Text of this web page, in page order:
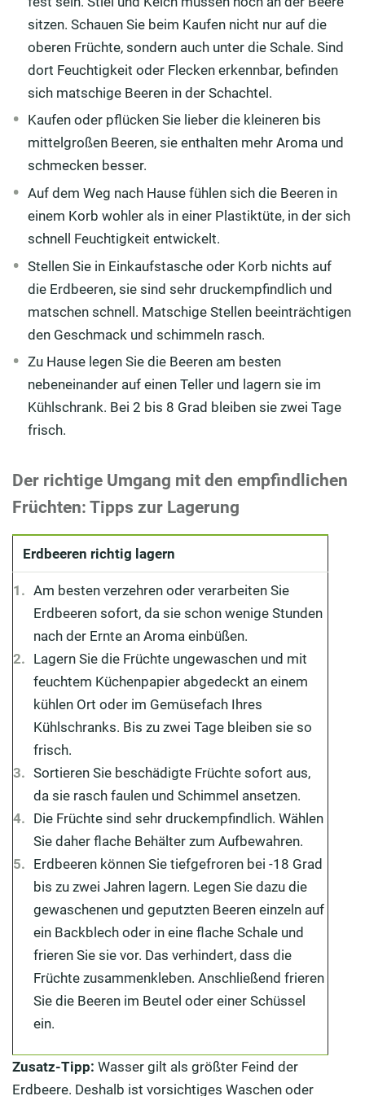
sitzen. Schauen Sie beim Kaufen nicht nur auf die
oberen Früchte, sondern auch unter die Schale. Sind
dort Feuchtigkeit oder Flecken erkennbar, befinden
sich matschige Beeren in der Schachtel.
Kaufen oder pflücken Sie lieber die kleineren bis
mittelgroßen Beeren, sie enthalten mehr Aroma und
schmecken besser.
Auf dem Weg nach Hause fühlen sich die Beeren in
einem Korb wohler als in einer Plastiktüte, in der sich
schnell Feuchtigkeit entwickelt.
Stellen Sie in Einkaufstasche oder Korb nichts auf
die Erdbeeren, sie sind sehr druckempfindlich und
matschen schnell. Matschige Stellen beeinträchtigen
den Geschmack und schimmeln rasch.
Zu Hause legen Sie die Beeren am besten
nebeneinander auf einen Teller und lagern sie im
Kühlschrank. Bei 2 bis 8 Grad bleiben sie zwei Tage
frisch.
Der richtige Umgang mit den empfindlichen
Früchten: Tipps zur Lagerung
Erdbeeren richtig lagern
Am besten verzehren oder verarbeiten Sie
Erdbeeren sofort, da sie schon wenige Stunden
nach der Ernte an Aroma einbüßen.
Lagern Sie die Früchte ungewaschen und mit
feuchtem Küchenpapier abgedeckt an einem
kühlen Ort oder im Gemüsefach Ihres
Kühlschranks. Bis zu zwei Tage bleiben sie so
frisch.
Sortieren Sie beschädigte Früchte sofort aus,
da sie rasch faulen und Schimmel ansetzen.
Die Früchte sind sehr druckempfindlich. Wählen
Sie daher flache Behälter zum Aufbewahren.
Erdbeeren können Sie tiefgefroren bei -18 Grad
bis zu zwei Jahren lagern. Legen Sie dazu die
gewaschenen und geputzten Beeren einzeln auf
ein Backblech oder in eine flache Schale und
frieren Sie sie vor. Das verhindert, dass die
Früchte zusammenkleben. Anschließend frieren
Sie die Beeren im Beutel oder einer Schüssel
ein.
Zusatz-Tipp: Wasser gilt als größter Feind der
Erdbeere. Deshalb ist vorsichtiges Waschen oder